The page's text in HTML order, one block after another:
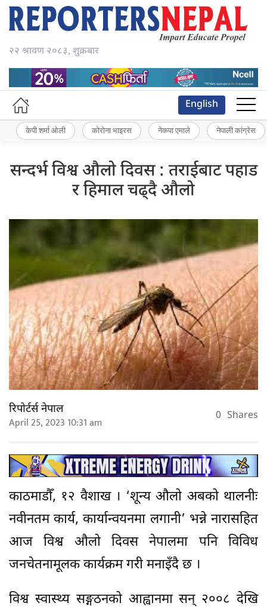
२२ श्रावण २०८३, शुक्रबार
English
केपी शर्मा ओली कोरोना भाइरस नेकपा एमाले नेपाली कांग्रेस
सन्दर्भ विश्व औलो दिवस : तराईबाट पहाड
र हिमाल चढ्दै औलो
रिपोर्टर्स नेपाल
April 25, 2023 10:31 am 0 Shares
काठमाडौँ, १२ वैशाख । ‘शून्य औलो अबको थालनीः
नवीनतम कार्य, कार्यान्वयनमा लगानी’ भन्ने नारासहित
आज विश्व औलो दिवस नेपालमा पनि विविध
जनचेतनामूलक कार्यक्रम गरी मनाइँदै छ ।
विश्व स्वास्थ्य सङ्गठनको आह्वानमा सन् २००८ देखि